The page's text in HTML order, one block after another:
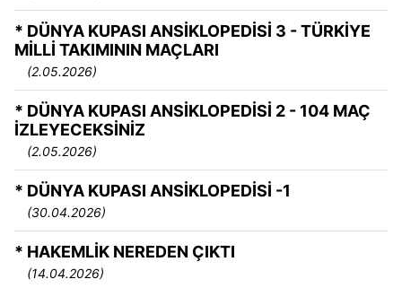
* DÜNYA KUPASI ANSİKLOPEDİSİ 3 - TÜRKİYE
MİLLİ TAKIMININ MAÇLARI
(2.05.2026)
* DÜNYA KUPASI ANSİKLOPEDİSİ 2 - 104 MAÇ
İZLEYECEKSİNİZ
(2.05.2026)
* DÜNYA KUPASI ANSİKLOPEDİSİ -1
(30.04.2026)
* HAKEMLİK NEREDEN ÇIKTI
(14.04.2026)